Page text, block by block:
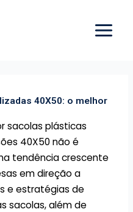
40X50: o melhor
sacolas plásticas
40X50 não é
tendência crescente
em direção a
e estratégias de
sacolas, além de